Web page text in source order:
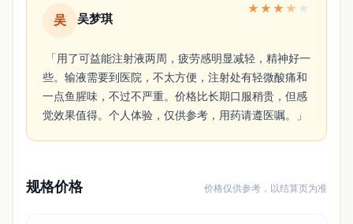
吴 吴梦琪
★ ★ ★ ★ ★
些。输液需要到医院，不太方便，注射处有轻微酸痛和
一点鱼腥味，不过不严重。价格比长期口服稍贵，但感
觉效果值得。个人体验，仅供参考，用药请遵医嘱。」
规格价格 价格仅供参考，以结算页为准